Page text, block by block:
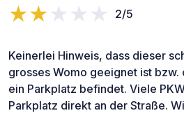
2/5
Keinerlei Hinweis, dass dieser
grosses Womo geeignet ist bzw.
ein Parkplatz befindet. Viele
Parkplatz direkt an der Straße.